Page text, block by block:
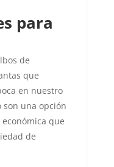
para
de
que
en nuestro
una opción
que
de